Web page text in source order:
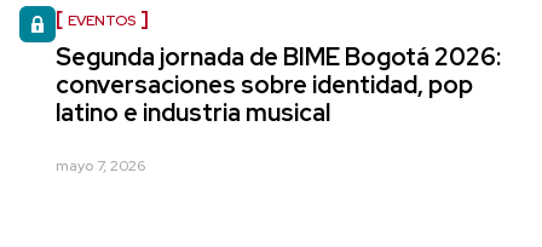
EVENTOS
Segunda jornada de BIME Bogotá 2026:
conversaciones sobre identidad, pop
latino e industria musical
mayo 7, 2026